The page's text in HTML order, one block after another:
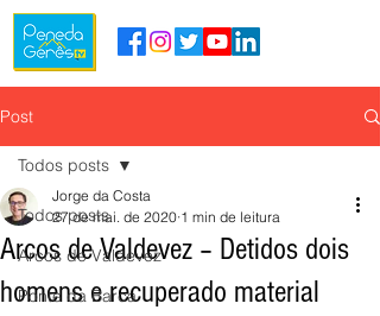
Post
Todos posts
Arcos de Valdevez
Ponte da Barca
Todos posts
Arcos de Valdevez – Detidos dois
homens e recuperado material
Jorge da Costa
27 de mai. de 2020 1 min de leitura